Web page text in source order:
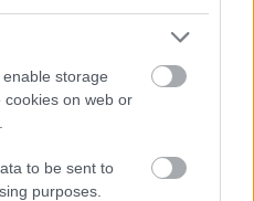
storage
cookies on web or
to be sent to
purposes.